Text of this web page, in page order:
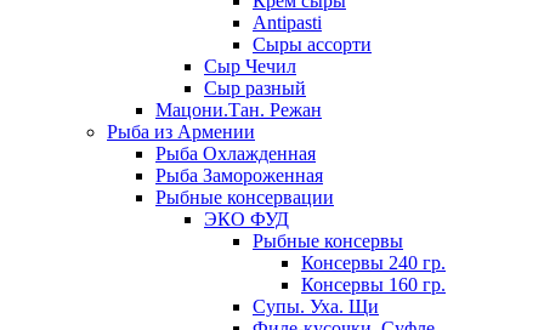
Antipasti
Сыры ассорти
Сыр Чечил
Сыр разный
Мацони.Тан. Режан
Рыба из Армении
Рыба Охлажденная
Рыба Замороженная
Рыбные консервации
ЭКО ФУД
Рыбные консервы
Консервы 240 гр.
Консервы 160 гр.
Супы. Уха. Щи